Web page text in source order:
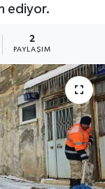
ediyor.
2
PAYLAŞIM